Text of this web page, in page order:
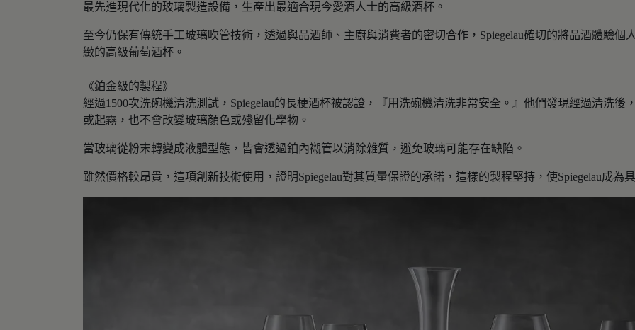
最先進現代化的玻璃製造設備，生產出最適合現今愛酒人士的高級酒杯。
至今仍保有傳統手工玻璃吹管技術，透過與品酒師、主廚與消費者的密切合作，Spiegelau確切的將品酒體驗
緻的高級葡萄酒杯。
《鉑金級的製程》
經過1500次洗碗機清洗測試，Spiegelau的長梗酒杯被認證，『用洗碗機清洗非常安全。』他們發現經過清洗
或起霧，也不會改變玻璃顏色或殘留化學物。
當玻璃從粉末轉變成液體型態，皆會透過鉑內襯管以消除雜質，避免玻璃可能存在缺陷。
雖然價格較昂貴，這項創新技術使用，證明Spiegelau對其質量保證的承諾，這樣的製程堅持，使Spiegelau成